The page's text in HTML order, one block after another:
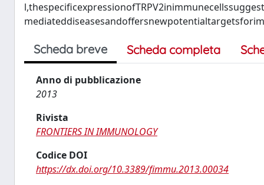
Scheda breve Scheda completa
Anno di pubblicazione
2013
Rivista
FRONTIERS IN IMMUNOLOGY
Codice DOI
https://dx.doi.org/10.3389/fimmu.2013.00034